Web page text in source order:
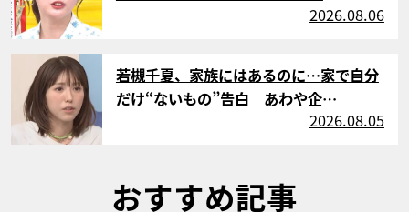
2026.08.06
サムネイル
若槻千夏、家族にはあるのに…家で自分
だけ“ないもの”告白 あわや企…
2026.08.05
おすすめ記事